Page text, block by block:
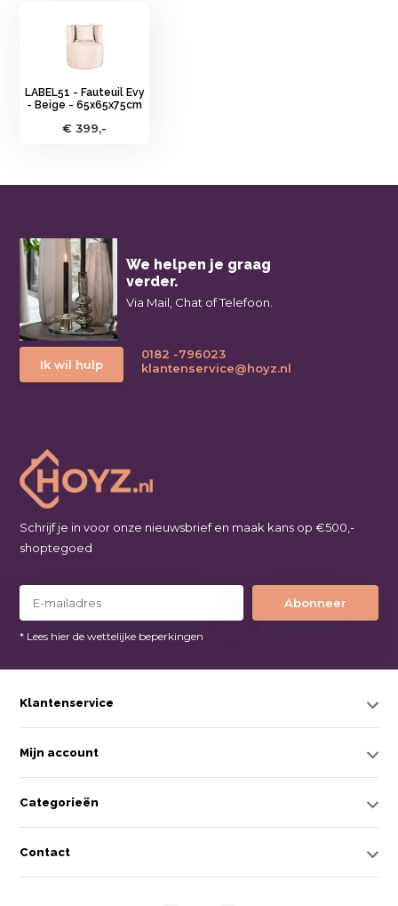
LABEL51 - Fauteuil Evy
- Beige - 65x65x75cm
€ 399,-
We helpen je graag
verder.
Via Mail, Chat of Telefoon.
Ik wil hulp
0182 -796023
klantenservice@hoyz.nl
Schrijf je in voor onze nieuwsbrief en maak kans op €500,-
shoptegoed
Abonneer
* Lees hier de wettelijke beperkingen
Klantenservice
Mijn account
Categorieën
Contact